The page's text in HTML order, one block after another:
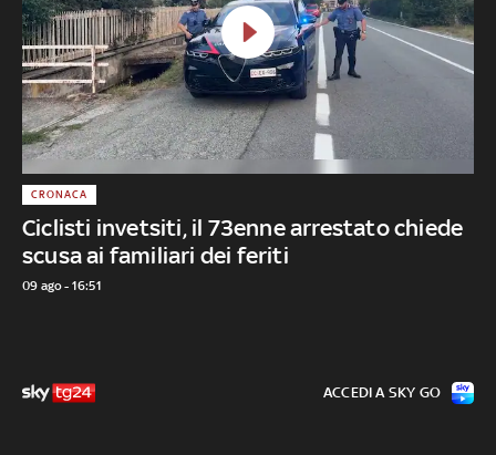
Ciclisti invetsiti, il 73enne arrestato chiede
scusa ai familiari dei feriti
CRONACA
09 ago - 16:51
ACCEDI A SKY GO